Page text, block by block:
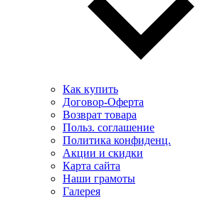
Как купить
Договор-Оферта
Возврат товара
Польз. соглашение
Политика конфиденц.
Акции и скидки
Карта сайта
Наши грамоты
Галерея